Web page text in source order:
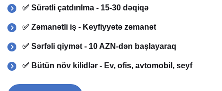
✅ Sürətli çatdırılma - 15-30 dəqiqə
✅ Zəmanətli iş - Keyfiyyətə zəmanət
✅ Sərfəli qiymət - 10 AZN-dən başlayaraq
✅ Bütün növ kilidlər - Ev, ofis, avtomobil, seyf